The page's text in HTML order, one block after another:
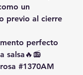
un
previo al cierre
perfecto
salsa🔥📻
#1370AM